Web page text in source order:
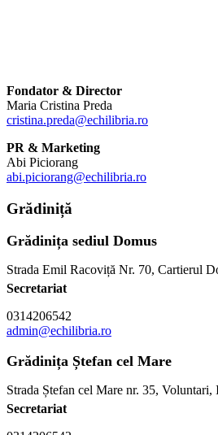
Fondator & Director
Maria Cristina Preda
cristina.preda@echilibria.ro
PR & Marketing
Abi Piciorang
abi.piciorang@echilibria.ro
Grădiniță
Grădinița sediul Domus
Strada Emil Racoviță Nr. 70, Cartierul
Secretariat
0314206542
admin@echilibria.ro
Grădinița Ștefan cel Mare
Strada Ștefan cel Mare nr. 35, Voluntari,
Secretariat